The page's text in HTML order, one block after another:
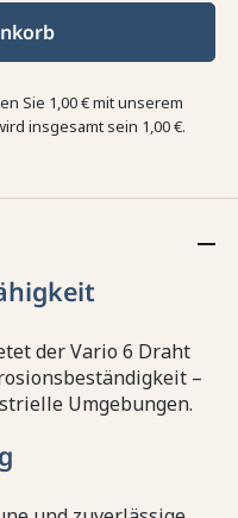
Sie 1,00 €mit unserem
insgesamt sein 1,00 €.
der Vario 6 Draht
–
Umgebungen.